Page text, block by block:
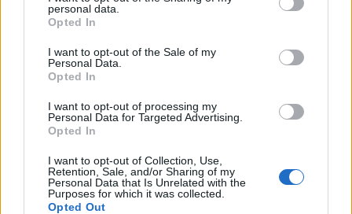
grant or deny consent to Google and its third-party tags to
use your data for below specified purposes in below Google
consent section.
personal data.
Opted In
I want to opt-out of the Sale of my
Personal Data.
Opted In
I want to opt-out of processing my
Personal Data for Targeted Advertising.
Opted In
I want to opt-out of Collection, Use,
Retention, Sale, and/or Sharing of my
Personal Data that Is Unrelated with the
Purposes for which it was collected.
Opted Out
Cómo evaluar un exchange de criptomonedas: licencias,
seguridad y más
NEWS